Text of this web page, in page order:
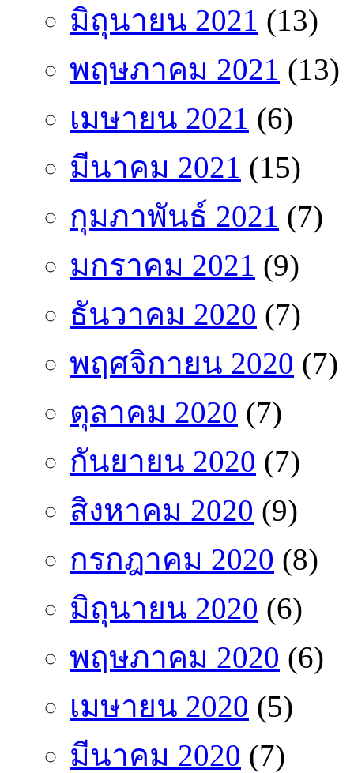
มิถุนายน 2021 (13)
พฤษภาคม 2021 (13)
เมษายน 2021 (6)
มีนาคม 2021 (15)
กุมภาพันธ์ 2021 (7)
มกราคม 2021 (9)
ธันวาคม 2020 (7)
พฤศจิกายน 2020 (7)
ตุลาคม 2020 (7)
กันยายน 2020 (7)
สิงหาคม 2020 (9)
กรกฎาคม 2020 (8)
มิถุนายน 2020 (6)
พฤษภาคม 2020 (6)
เมษายน 2020 (5)
มีนาคม 2020 (7)